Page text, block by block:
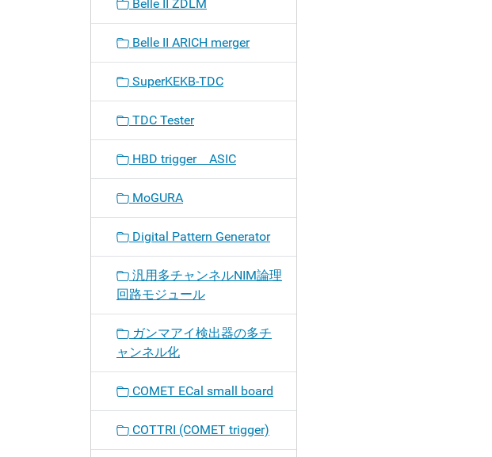
Belle II ZDLM
Belle II ARICH merger
SuperKEKB-TDC
TDC Tester
HBD trigger ASIC
MoGURA
Digital Pattern Generator
汎用多チャンネルNIM論理
回路モジュール
ガンマアイ検出器の多チ
ャンネル化
COMET ECal small board
COTTRI (COMET trigger)